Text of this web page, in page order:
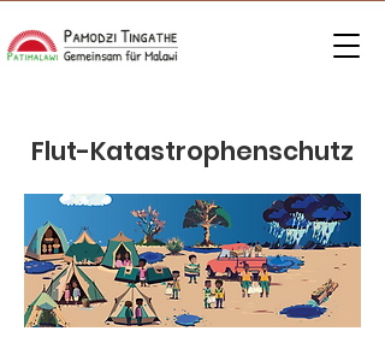
Flut-Katastrophenschutz